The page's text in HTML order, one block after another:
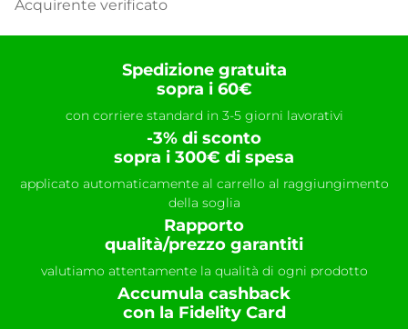
Acquirente verificato
Spedizione gratuita
sopra i 60€
con corriere standard in 3-5 giorni lavorativi
-3% di sconto
sopra i 300€ di spesa
applicato automaticamente al carrello al raggiungimento
della soglia
Rapporto
qualità/prezzo garantiti
valutiamo attentamente la qualità di ogni prodotto
Accumula cashback
con la Fidelity Card